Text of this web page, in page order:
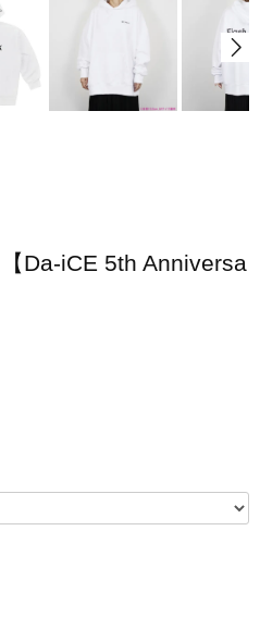
チュラルラグ)グッズ
グッズ
ッテリー
Da-iCE 5th Anniversa